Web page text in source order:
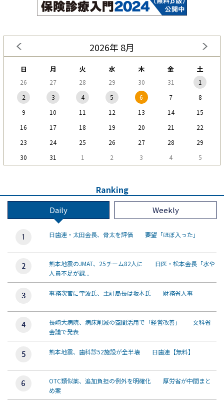
2026年 8月
日 月 火 水 木 金 土
26 27 28 29 30 31
1
2
3 4 5 6 7
8
9
10 11 12 13 14
15
16
17 18 19 20 21
22
23
24 25 26 27 28
29
30
31 1 2 3 4 5
Ranking
Daily Weekly
日歯連・太田会長、骨太を評価 要望「ほぼ入った」
熊本地震のJMAT、25チーム82人に 日医・松本会長「水や
人員不足が課...
事務次官に宇波氏、主計局長は坂本氏 財務省人事
長崎大病院、病床削減の空間活用で「経営改善」 文科省
会議で発表
熊本地震、歯科診52施設が全半壊 日歯連【無料】
OTC類似薬、追加負担の例外を明確化 厚労省が中間まと
め案